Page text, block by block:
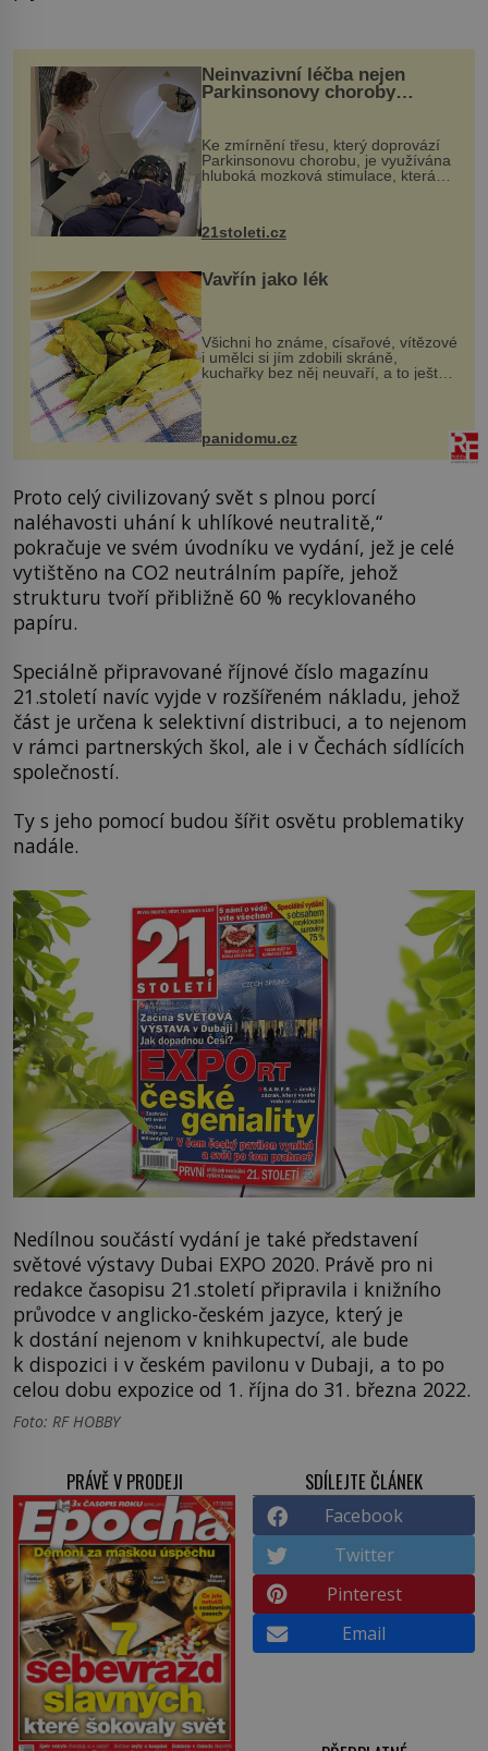
Neinvazivní léčba nejen
Parkinsonovy choroby
Ke zmírnění třesu, který doprovází
Parkinsonovu chorobu, je využívána
hluboká mozková stimulace, která
však vyžaduje vysoce invazivní
zákrok. Ultrazvuk zase není vhodný
k dostatečně přesnému zacílení ...
21stoleti.cz
Vavřín jako lék
Všichni ho známe, císařové, vítězové
i umělci si jím zdobili skráně,
kuchařky bez něj neuvaří, a to ještě
nevíte, že bobkový list může výrazně
zmírnit některé naše neduhy.
Obsahuje v malém množství ně...
panidomu.cz
Proto celý civilizovaný svět s plnou porcí
naléhavosti uhání k uhlíkové neutralitě,“
pokračuje ve svém úvodníku ve vydání, jež je celé
vytištěno na CO2 neutrálním papíře, jehož
strukturu tvoří přibližně 60 % recyklovaného
papíru.
Speciálně připravované říjnové číslo magazínu
21.století navíc vyjde v rozšířeném nákladu, jehož
část je určena k selektivní distribuci, a to nejenom
v rámci partnerských škol, ale i v Čechách sídlících
společností.
Ty s jeho pomocí budou šířit osvětu problematiky
nadále.
Nedílnou součástí vydání je také představení
světové výstavy Dubai EXPO 2020. Právě pro ni
redakce časopisu 21.století připravila i knižního
průvodce v anglicko-českém jazyce, který je
k dostání nejenom v knihkupectví, ale bude
k dispozici i v českém pavilonu v Dubaji, a to po
celou dobu expozice od 1. října do 31. března 2022.
Foto: RF HOBBY
PRÁVĚ V PRODEJI SDÍLEJTE ČLÁNEK
Facebook
Twitter
Pinterest
Email